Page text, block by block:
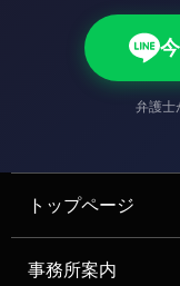
弁護士
トップページ
事務所案内